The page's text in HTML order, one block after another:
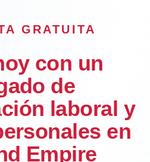
GRATUITA
con un
de
laboral y
en
Empire